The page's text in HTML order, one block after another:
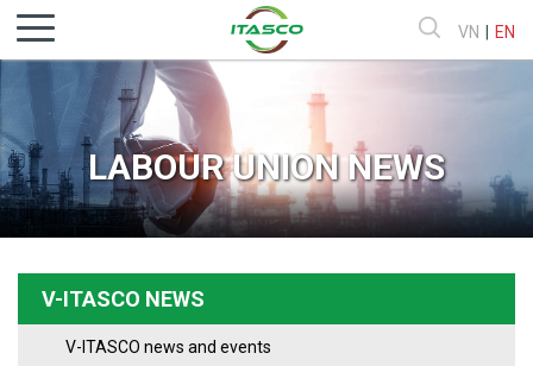
VN EN
LABOUR UNION NEWS
V-ITASCO NEWS
V-ITASCO news and events